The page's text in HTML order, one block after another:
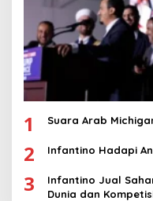
1 Suara Arab
2 Infantino Hadapi
3
Infantino Jual
Dunia dan Kompetisi